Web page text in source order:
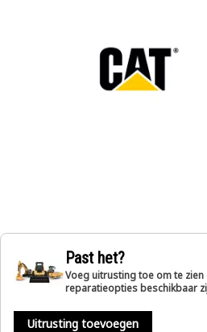
Past het?
Voeg uitrusting toe om te
reparatieopties beschikbaar
Uitrusting toevoegen